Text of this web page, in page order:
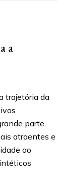
a
trajetória da
parte
atraentes e
ao